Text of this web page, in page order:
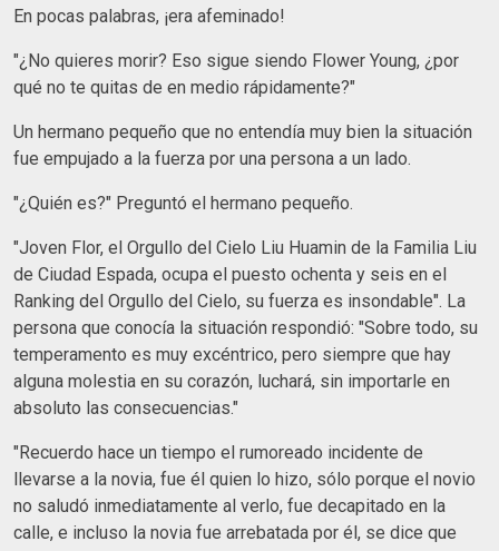
En pocas palabras, ¡era afeminado!
"¿No quieres morir? Eso sigue siendo Flower Young, ¿por
qué no te quitas de en medio rápidamente?"
Un hermano pequeño que no entendía muy bien la situación
fue empujado a la fuerza por una persona a un lado.
"¿Quién es?" Preguntó el hermano pequeño.
"Joven Flor, el Orgullo del Cielo Liu Huamin de la Familia Liu
de Ciudad Espada, ocupa el puesto ochenta y seis en el
Ranking del Orgullo del Cielo, su fuerza es insondable". La
persona que conocía la situación respondió: "Sobre todo, su
temperamento es muy excéntrico, pero siempre que hay
alguna molestia en su corazón, luchará, sin importarle en
absoluto las consecuencias."
"Recuerdo hace un tiempo el rumoreado incidente de
llevarse a la novia, fue él quien lo hizo, sólo porque el novio
no saludó inmediatamente al verlo, fue decapitado en la
calle, e incluso la novia fue arrebatada por él, se dice que